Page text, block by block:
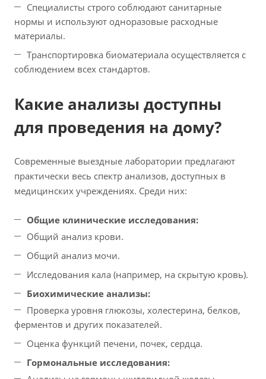
Специалисты строго соблюдают санитарные
нормы и используют одноразовые расходные
материалы.
Транспортировка биоматериала осуществляется с
соблюдением всех стандартов.
Какие анализы доступны
для проведения на дому?
Современные выездные лаборатории предлагают
практически весь спектр анализов, доступных в
медицинских учреждениях. Среди них:
Общие клинические исследования:
Общий анализ крови.
Общий анализ мочи.
Исследования кала (например, на скрытую кровь).
Биохимические анализы:
Проверка уровня глюкозы, холестерина, белков,
ферментов и других показателей.
Оценка функций печени, почек, сердца.
Гормональные исследования: